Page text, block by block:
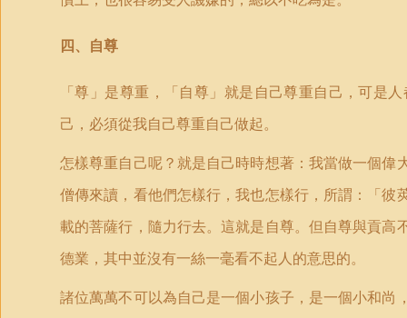
四、自尊
「尊」是尊重， 「自尊」就是自己尊重自己，可是
己，必須從我自己尊重自己做起。
怎樣尊重自己呢？就是自己時時想著：我當做一個
僧傳來讀，看他們怎樣行，我也怎樣行，所謂：「
載的菩薩行，隨力行去。這就是自尊。但自尊與貢
德業，其中並沒有一絲一毫看不起人的意思的。
諸位萬萬不可以為自己是一個小孩子，是一個小和